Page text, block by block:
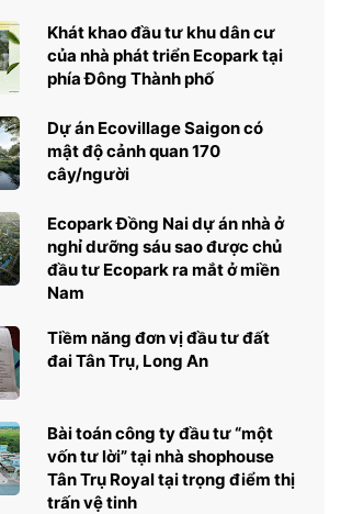
Khát khao đầu tư khu dân cư
của nhà phát triển Ecopark tại
phía Đông Thành phố
Dự án Ecovillage Saigon có
mật độ cảnh quan 170
cây/người
Ecopark Đồng Nai dự án nhà ở
nghỉ dưỡng sáu sao được chủ
đầu tư Ecopark ra mắt ở miền
Nam
Tiềm năng đơn vị đầu tư đất
đai Tân Trụ, Long An
Bài toán công ty đầu tư “một
vốn tư lời” tại nhà shophouse
Tân Trụ Royal tại trọng điểm thị
trấn vệ tinh